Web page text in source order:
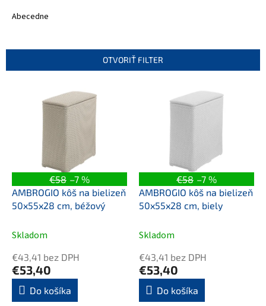
p
Abecedne
OTVORIŤ FILTER
€58 –7 %
AMBROGIO kôš na bielizeň
50x55x28 cm, béžový
Skladom
€43,41 bez DPH
€53,40
Do košíka
€58 –7 %
AMBROGIO kôš na bielizeň
50x55x28 cm, biely
Skladom
€43,41 bez DPH
€53,40
Do košíka